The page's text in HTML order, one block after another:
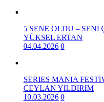
5 SENE OLDU –
YÜKSEL ERTAN
04.04.2026 0
SERIES MANIA
CEYLAN YILDIRIM
10.03.2026 0